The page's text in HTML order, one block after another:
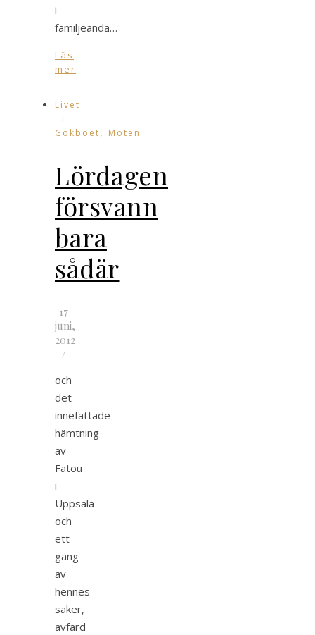
i
familjeanda…
Läs
mer
Livet
i
Gökboet, Möten
Lördagen
försvann
bara
sådär
17
juni,
2012
/
och
det
innefattade
hämtning
av
Fatou
i
Uppsala
och
ett
gäng
av
hennes
saker,
avfärd